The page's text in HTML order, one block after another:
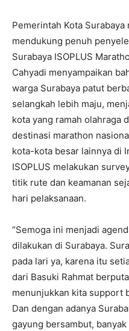
Pemerintah Kota
mendukung penuh
Surabaya ISOPLUS
Cahyadi menyampaikan
warga Surabaya patut
selangkah lebih maju,
kota yang ramah olahraga
destinasi marathon
kota-kota besar lainnya di
ISOPLUS melakukan
titik rute dan keamanan
hari pelaksanaan.
“Semoga ini menjadi
dilakukan di Surabaya.
pada lari ya, karena itu
dari Basuki Rahmat
menunjukkan kita support
Dan dengan adanya
gayung bersambut,